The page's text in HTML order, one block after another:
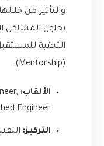
والتأثير من
يحلون المشاكل
التحتية
(Mentorship).
الألقاب:
Engineer.
التركيز: